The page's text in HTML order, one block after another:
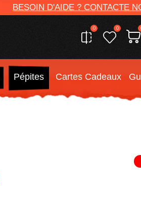
BESOIN D'AIDE ? CONTACTE
0 0
Pépites Cartes Cadeaux